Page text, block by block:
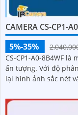
CAMERA CS-CP1-
5%-35%
CS-CP1-A0-8B4WF
ấn tượng. Với độ phân giải cao, camera này cho phép bạn ghi
lại hình ảnh sắc nét